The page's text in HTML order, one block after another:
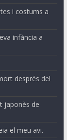
i costums a
infància a
després del
japonès de
el meu avi.